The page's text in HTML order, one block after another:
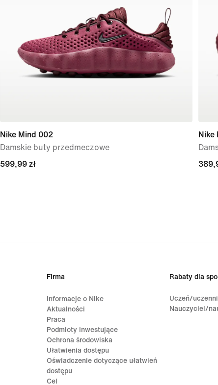
Nike Mind 002
Damskie buty przedmeczowe
599,99 zł
599,99 zł
Nike
Firma
Informacje o Nike
Aktualności
Praca
Podmioty inwestujące
Ochrona środowiska
Ułatwienia dostępu
Oświadczenie dotyczące ułatwień
dostępu
Cel
Rabaty dla
Uczeń/
Nauczyciel/